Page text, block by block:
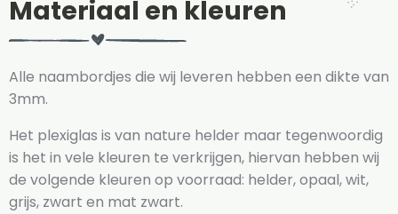
Materiaal en kleuren
Alle naambordjes die wij leveren hebben een dikte van
3mm.
Het plexiglas is van nature helder maar tegenwoordig
is het in vele kleuren te verkrijgen, hiervan hebben wij
de volgende kleuren op voorraad: helder, opaal, wit,
grijs, zwart en mat zwart.